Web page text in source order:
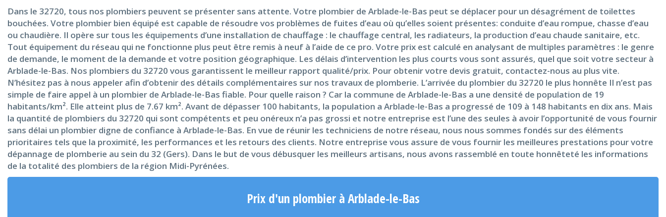
Dans le 32720, tous nos plombiers peuvent se présenter sans attente. Votre plombier de Arblade-le-Bas peut se déplacer pour un désagrément de toilettes
bouchées. Votre plombier bien équipé est capable de résoudre vos problèmes de fuites d’eau où qu’elles soient présentes: conduite d’eau rompue, chasse d’eau
ou chaudière. Il opère sur tous les équipements d’une installation de chauffage : le chauffage central, les radiateurs, la production d’eau chaude sanitaire, etc.
Tout équipement du réseau qui ne fonctionne plus peut être remis à neuf à l’aide de ce pro. Votre prix est calculé en analysant de multiples paramètres : le genre
de demande, le moment de la demande et votre position géographique. Les délais d’intervention les plus courts vous sont assurés, quel que soit votre secteur à
Arblade-le-Bas. Nos plombiers du 32720 vous garantissent le meilleur rapport qualité/prix. Pour obtenir votre devis gratuit, contactez-nous au plus vite.
N’hésitez pas à nous appeler afin d’obtenir des détails complémentaires sur nos travaux de plomberie. L’arrivée du plombier du 32720 le plus honnête Il n’est pas
simple de faire appel à un plombier de Arblade-le-Bas fiable. Pour quelle raison ? Car la commune de Arblade-le-Bas a une densité de population de 19
habitants/km². Elle atteint plus de 7.67 km². Avant de dépasser 100 habitants, la population a Arblade-le-Bas a progressé de 109 à 148 habitants en dix ans. Mais
la quantité de plombiers du 32720 qui sont compétents et peu onéreux n’a pas grossi et notre entreprise est l’une des seules à avoir l’opportunité de vous fournir
sans délai un plombier digne de confiance à Arblade-le-Bas. En vue de réunir les techniciens de notre réseau, nous nous sommes fondés sur des éléments
prioritaires tels que la proximité, les performances et les retours des clients. Notre entreprise vous assure de vous fournir les meilleures prestations pour votre
dépannage de plomberie au sein du 32 (Gers). Dans le but de vous débusquer les meilleurs artisans, nous avons rassemblé en toute honnêteté les informations
de la totalité des plombiers de la région Midi-Pyrénées.
Prix d'un plombier à Arblade-le-Bas